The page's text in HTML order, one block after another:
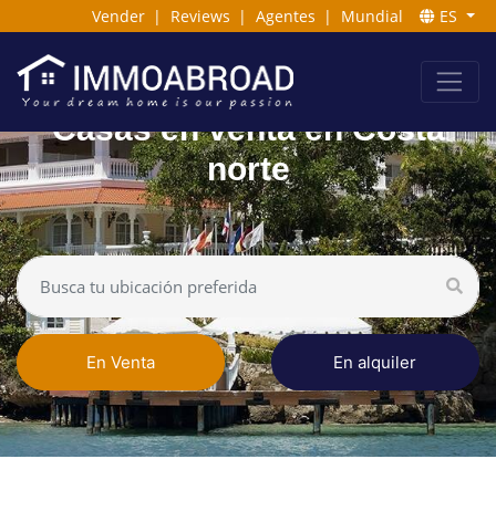
Vender | Reviews | Agentes | Mundial ES
Casas en venta en Costa
norte
En Venta En alquiler